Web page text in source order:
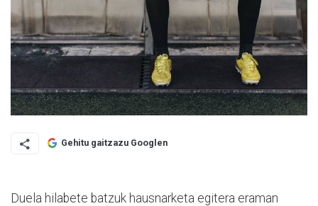
Gehitu gaitzazu Googlen
Duela hilabete batzuk hausnarketa egitera eraman